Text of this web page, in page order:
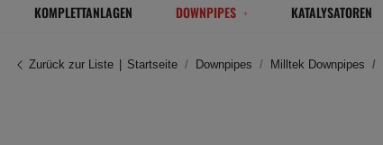
KOMPLETTANLAGEN DOWNPIPES KATALYSATOREN
Zurück zur Liste Startseite Downpipes Milltek Downpipes